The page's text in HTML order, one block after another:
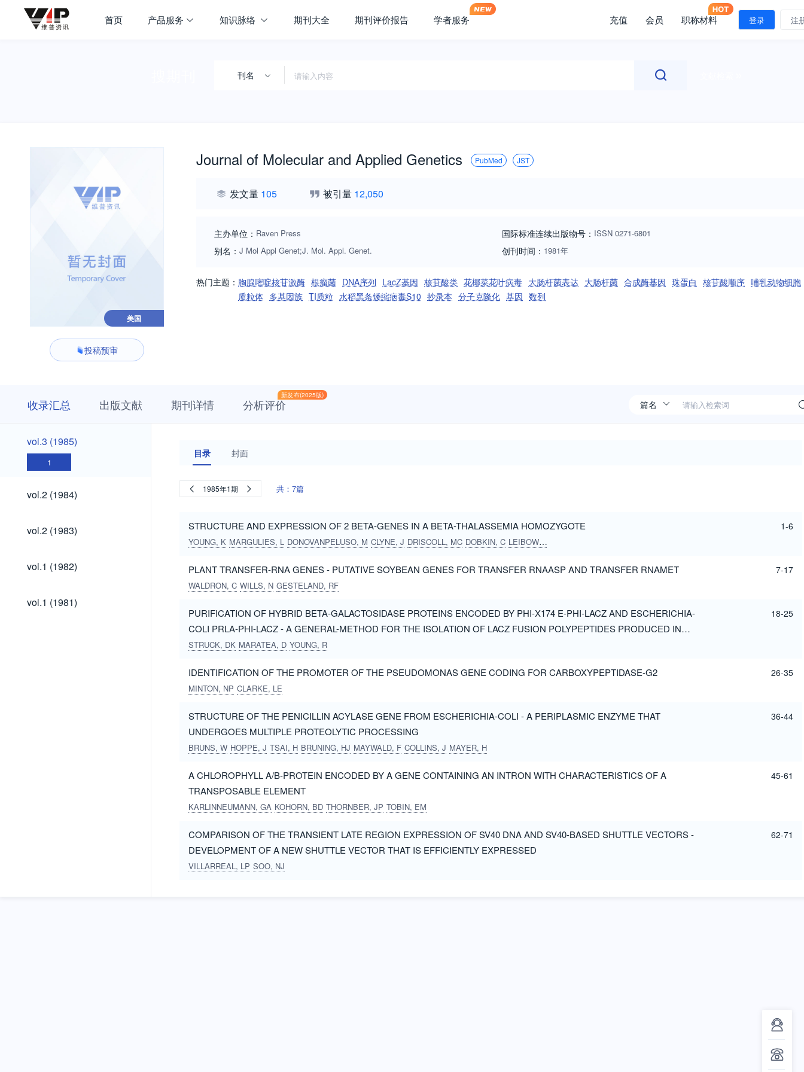
首页 产品服务 知识脉络 期刊大全 期刊评价报告 学者服务 充值 会员 职称材料 登录 注
刊名
美国
投稿预审
Journal of Molecular and Applied Genetics PubMed JST
发文量 105 被引量 12,050
主办单位： Raven Press
别名： J Mol Appl Genet;J. Mol. Appl. Genet.
国际标准连续出版物号 ： ISSN 0271-6801
创刊时间： 1981年
热门主题： 胸腺嘧啶核苷激酶 根瘤菌 DNA序列 LacZ基因 核苷酸类 花椰菜花叶病毒 大肠杆菌表达 大肠杆菌 合成酶基因 珠蛋白 核苷酸顺序 哺乳动物细胞
质粒体 多基因族 TI质粒 水稻黑条矮缩病毒S10 抄录本 分子克隆化 基因 数列
收录汇总 出版文献 期刊详情
新发布(2025版)
分析评价
vol.3
(1985)
vol.3 (1985)
1
vol.2
(1984)
vol.2 (1984)
vol.2
(1983)
vol.2 (1983)
vol.1
(1982)
vol.1 (1982)
vol.1
(1981)
vol.1 (1981)
目录 封面
1985年1期 共：7篇
STRUCTURE AND EXPRESSION OF 2 BETA-GENES IN A BETA-THALASSEMIA HOMOZYGOTE
YOUNG, K MARGULIES, L DONOVANPELUSO, M CLYNE, J DRISCOLL, MC DOBKIN, C LEIBOWITZ, D
1-6
PLANT TRANSFER-RNA GENES - PUTATIVE SOYBEAN GENES FOR TRANSFER RNAASP AND TRANSFER RNAMET
WALDRON, C WILLS, N GESTELAND, RF
7-17
PURIFICATION OF HYBRID BETA-GALACTOSIDASE PROTEINS ENCODED BY PHI-X174 E-PHI-LACZ AND ESCHERICHIA-
COLI PRLA-PHI-LACZ - A GENERAL-METHOD FOR THE ISOLATION OF LACZ FUSION POLYPEPTIDES PRODUCED IN
LOW AMOUNTS
STRUCK, DK MARATEA, D YOUNG, R
18-25
IDENTIFICATION OF THE PROMOTER OF THE PSEUDOMONAS GENE CODING FOR CARBOXYPEPTIDASE-G2
MINTON, NP CLARKE, LE
26-35
STRUCTURE OF THE PENICILLIN ACYLASE GENE FROM ESCHERICHIA-COLI - A PERIPLASMIC ENZYME THAT
UNDERGOES MULTIPLE PROTEOLYTIC PROCESSING
BRUNS, W HOPPE, J TSAI, H BRUNING, HJ MAYWALD, F COLLINS, J MAYER, H
36-44
A CHLOROPHYLL A/B-PROTEIN ENCODED BY A GENE CONTAINING AN INTRON WITH CHARACTERISTICS OF A
TRANSPOSABLE ELEMENT
KARLINNEUMANN, GA KOHORN, BD THORNBER, JP TOBIN, EM
45-61
COMPARISON OF THE TRANSIENT LATE REGION EXPRESSION OF SV40 DNA AND SV40-BASED SHUTTLE VECTORS -
DEVELOPMENT OF A NEW SHUTTLE VECTOR THAT IS EFFICIENTLY EXPRESSED
VILLARREAL, LP SOO, NJ
62-71